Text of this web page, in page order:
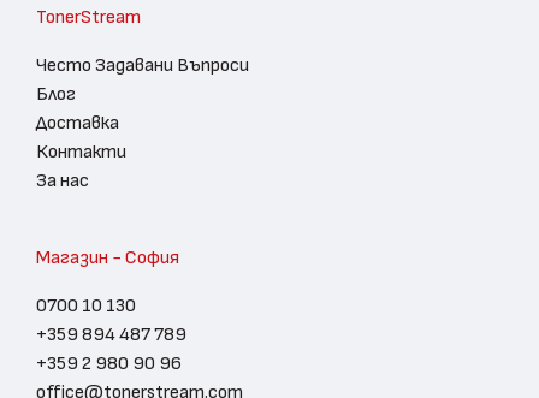
TonerStream
Често Задавани Въпроси
Блог
Доставка
Контакти
За нас
Магазин - София
0700 10 130
+359 894 487 789
+359 2 980 90 96
office@tonerstream.com